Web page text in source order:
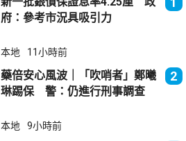
府：參考市況具吸引力
本地 11小時前
藥倍安心風波｜「吹哨者」鄭曦
琳踢保 警：仍進行刑事調查
2
本地 9小時前